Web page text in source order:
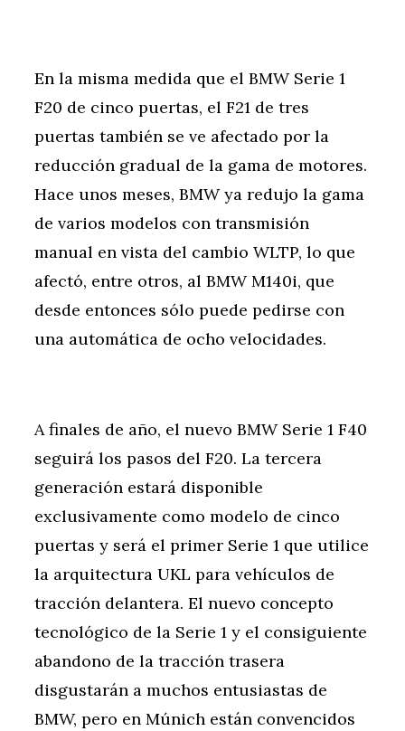
En la misma medida que el BMW Serie 1
F20 de cinco puertas, el F21 de tres
puertas también se ve afectado por la
reducción gradual de la gama de motores.
Hace unos meses, BMW ya redujo la gama
de varios modelos con transmisión
manual en vista del cambio WLTP, lo que
afectó, entre otros, al BMW M140i, que
desde entonces sólo puede pedirse con
una automática de ocho velocidades.
A finales de año, el nuevo BMW Serie 1 F40
seguirá los pasos del F20. La tercera
generación estará disponible
exclusivamente como modelo de cinco
puertas y será el primer Serie 1 que utilice
la arquitectura UKL para vehículos de
tracción delantera. El nuevo concepto
tecnológico de la Serie 1 y el consiguiente
abandono de la tracción trasera
disgustarán a muchos entusiastas de
BMW, pero en Múnich están convencidos